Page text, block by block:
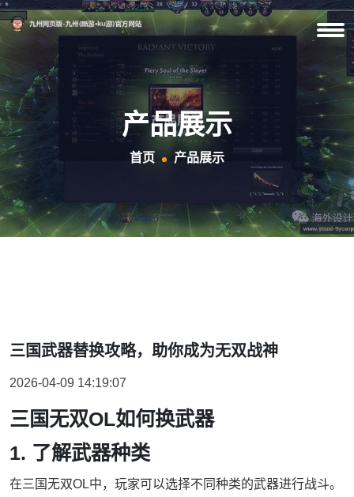
产品展示
首页 产品展示
三国武器替换攻略，助你成为无双战神
2026-04-09 14:19:07
三国无双OL如何换武器
1. 了解武器种类
在三国无双OL中，玩家可以选择不同种类的武器进行战斗。